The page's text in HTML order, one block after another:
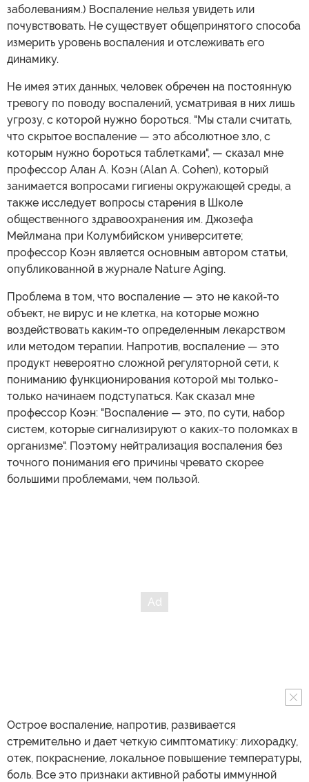
заболеваниям.) Воспаление нельзя увидеть или
почувствовать. Не существует общепринятого способа
измерить уровень воспаления и отслеживать его
динамику.
Не имея этих данных, человек обречен на постоянную
тревогу по поводу воспалений, усматривая в них лишь
угрозу, с которой нужно бороться. "Мы стали считать,
что скрытое воспаление — это абсолютное зло, с
которым нужно бороться таблетками", — сказал мне
профессор Алан А. Коэн (Alan A. Cohen), который
занимается вопросами гигиены окружающей среды, а
также исследует вопросы старения в Школе
общественного здравоохранения им. Джозефа
Мейлмана при Колумбийском университете;
профессор Коэн является основным автором статьи,
опубликованной в журнале Nature Aging.
Проблема в том, что воспаление — это не какой-то
объект, не вирус и не клетка, на которые можно
воздействовать каким-то определенным лекарством
или методом терапии. Напротив, воспаление — это
продукт невероятно сложной регуляторной сети, к
пониманию функционирования которой мы только-
только начинаем подступаться. Как сказал мне
профессор Коэн: "Воспаление — это, по сути, набор
систем, которые сигнализируют о каких-то поломках в
организме". Поэтому нейтрализация воспаления без
точного понимания его причины чревато скорее
большими проблемами, чем пользой.
Острое воспаление, напротив, развивается
стремительно и дает четкую симптоматику: лихорадку,
отек, покраснение, локальное повышение температуры,
боль. Все это признаки активной работы иммунной